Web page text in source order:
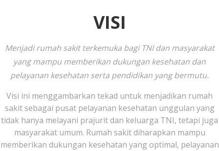
VISI
Menjadi rumah sakit terkemuka bagi TNI dan masyarakat
yang mampu memberikan dukungan kesehatan dan
pelayanan kesehatan serta pendidikan yang bermutu.
Visi ini menggambarkan tekad untuk menjadikan rumah
sakit sebagai pusat pelayanan kesehatan unggulan yang
tidak hanya melayani prajurit dan keluarga TNI, tetapi juga
masyarakat umum. Rumah sakit diharapkan mampu
memberikan dukungan kesehatan yang optimal, pelayanan